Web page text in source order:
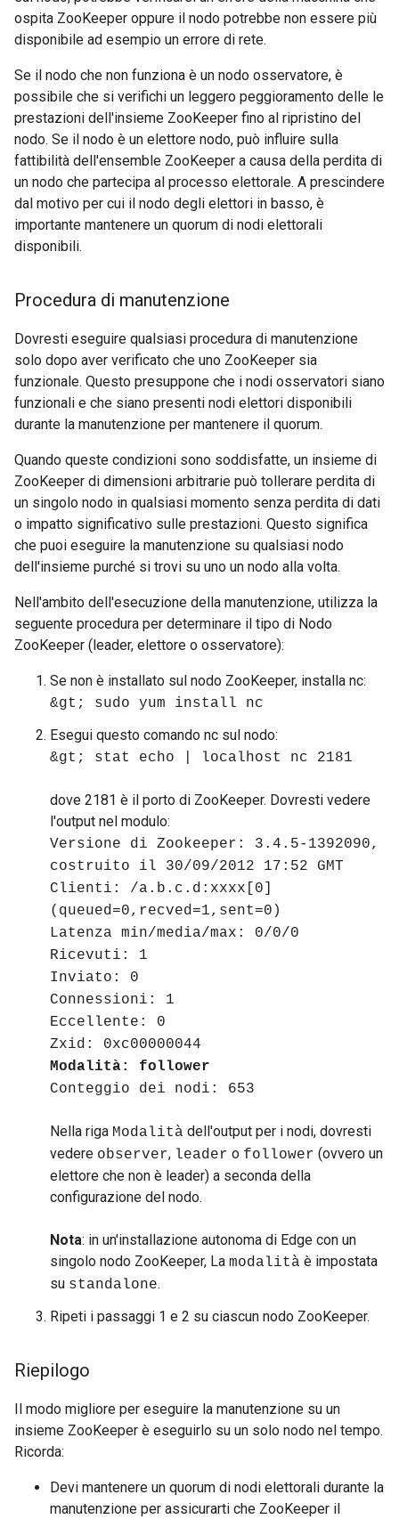
ospita ZooKeeper oppure il nodo potrebbe non essere più
disponibile ad esempio un errore di rete.
Se il nodo che non funziona è un nodo osservatore, è
possibile che si verifichi un leggero peggioramento delle le
prestazioni dell'insieme ZooKeeper fino al ripristino del
nodo. Se il nodo è un elettore nodo, può influire sulla
fattibilità dell'ensemble ZooKeeper a causa della perdita di
un nodo che partecipa al processo elettorale. A prescindere
dal motivo per cui il nodo degli elettori in basso, è
importante mantenere un quorum di nodi elettorali
disponibili.
Procedura di manutenzione
Dovresti eseguire qualsiasi procedura di manutenzione
solo dopo aver verificato che uno ZooKeeper sia
funzionale. Questo presuppone che i nodi osservatori siano
funzionali e che siano presenti nodi elettori disponibili
durante la manutenzione per mantenere il quorum.
Quando queste condizioni sono soddisfatte, un insieme di
ZooKeeper di dimensioni arbitrarie può tollerare perdita di
un singolo nodo in qualsiasi momento senza perdita di dati
o impatto significativo sulle prestazioni. Questo significa
che puoi eseguire la manutenzione su qualsiasi nodo
dell'insieme purché si trovi su uno un nodo alla volta.
Nell'ambito dell'esecuzione della manutenzione, utilizza la
seguente procedura per determinare il tipo di Nodo
ZooKeeper (leader, elettore o osservatore):
Se non è installato sul nodo ZooKeeper, installa nc:
&gt; sudo yum install nc
Esegui questo comando nc sul nodo:
&gt; stat echo | localhost nc 2181
dove 2181 è il porto di ZooKeeper. Dovresti vedere
l'output nel modulo:
Versione di Zookeeper: 3.4.5-1392090,
costruito il 30/09/2012 17:52 GMT
Clienti: /a.b.c.d:xxxx[0]
(queued=0,recved=1,sent=0)
Latenza min/media/max: 0/0/0
Ricevuti: 1
Inviato: 0
Connessioni: 1
Eccellente: 0
Zxid: 0xc00000044
Modalità: follower
Conteggio dei nodi: 653
Nella riga Modalità dell'output per i nodi, dovresti
vedere observer, leader o follower (ovvero un
elettore che non è leader) a seconda della
configurazione del nodo.
Nota: in un'installazione autonoma di Edge con un
singolo nodo ZooKeeper, La modalità è impostata
su standalone.
Ripeti i passaggi 1 e 2 su ciascun nodo ZooKeeper.
Riepilogo
Il modo migliore per eseguire la manutenzione su un
insieme ZooKeeper è eseguirlo su un solo nodo nel tempo.
Ricorda:
Devi mantenere un quorum di nodi elettorali durante la
manutenzione per assicurarti che ZooKeeper il